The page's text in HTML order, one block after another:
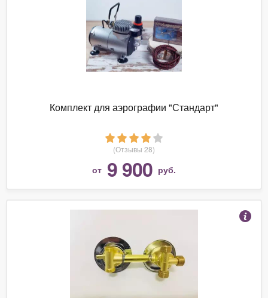
Комплект для аэрографии "Стандарт"
(Отзывы 28)
от 9 900 руб.